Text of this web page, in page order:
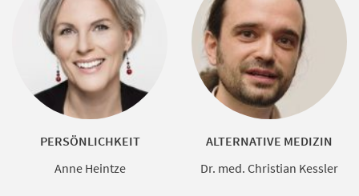
PERSÖNLICHKEIT
Anne Heintze
ALTERNATIVE MEDIZIN
Dr. med. Christian Kessler